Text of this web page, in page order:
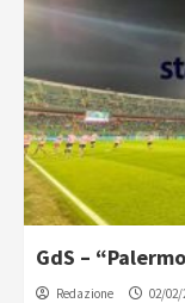
GdS –
Redazione 02/02/